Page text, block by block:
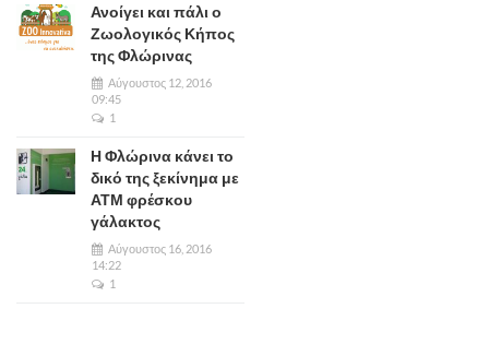
Ανοίγει και πάλι ο
Ζωολογικός Κήπος
της Φλώρινας
Αύγουστος 12, 2016
09:45
1
Η Φλώρινα κάνει το
δικό της ξεκίνημα με
ΑΤΜ φρέσκου
γάλακτος
Αύγουστος 16, 2016
14:22
1